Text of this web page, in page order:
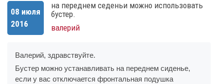
08 июля
2016
на переднем седеньи можно использовать
бустер.
валерий
Валерий, здравствуйте.
Бустер можно устанавливать на переднем сиденье,
если у вас отключается фронтальная подушка